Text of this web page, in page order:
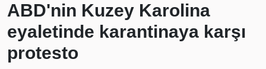
ABD'nin Kuzey Karolina
eyaletinde karantinaya karşı
protesto